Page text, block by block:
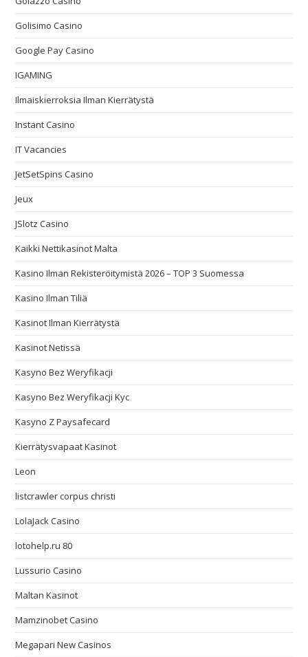
Golisimo Casino
Google Pay Casino
IGAMING
Ilmaiskierroksia Ilman Kierrätystä
Instant Casino
IT Vacancies
JetSetSpins Casino
Jeux
JSlotz Casino
Kaikki Nettikasinot Malta
Kasino Ilman Rekisteröitymistä 2026 – TOP 3 Suomessa
Kasino Ilman Tiliä
Kasinot Ilman Kierrätystä
Kasinot Netissä
Kasyno Bez Weryfikacji
Kasyno Bez Weryfikacji Kyc
Kasyno Z Paysafecard
Kierrätysvapaat Kasinot
Leon
listcrawler corpus christi
LolaJack Casino
lotohelp.ru 80
Lussurio Casino
Maltan Kasinot
Mamzinobet Casino
Megapari New Casinos